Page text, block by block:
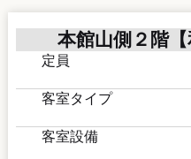
本館山側２階【
定員
客室タイプ
客室設備